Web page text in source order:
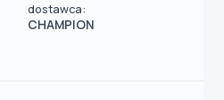
dostawca:
CHAMPION